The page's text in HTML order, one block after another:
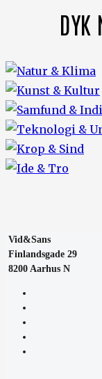
DYK
Vid&Sans
Finlandsgade 29
8200 Aarhus N